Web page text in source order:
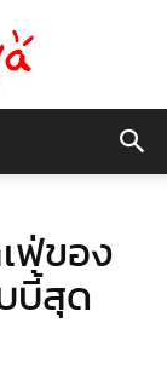
ฟ่ของ
บี้สุด